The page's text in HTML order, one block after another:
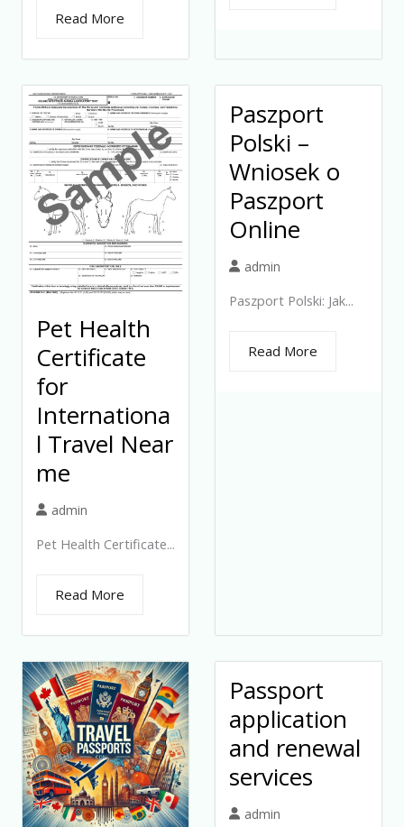
Read More
Pet Health
Certificate
for
Internationa
l Travel Near
me
admin
Pet Health Certificate...
Read More
Paszport
Polski –
Wniosek o
Paszport
Online
admin
Paszport Polski: Jak...
Read More
Passport
application
and renewal
services
admin